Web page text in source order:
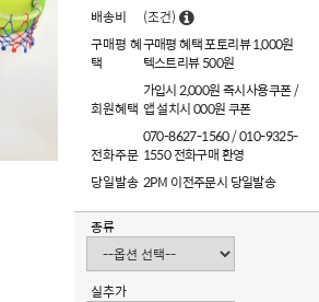
배송비
(조건)
구매평 혜
택
구매평 혜택 포토리뷰 1,000원
텍스트리뷰 500원
회원혜택
가입시 2,000원 즉시사용쿠폰 /
앱 설치시 000원 쿠폰
전화주문
070-8627-1560 / 010-9325-
1550 전화구매 환영
당일발송 2PM 이전주문시 당일발송
종류
실추가